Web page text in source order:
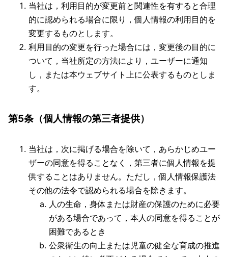
当社は，利用目的が変更前と関連性を有すると合理
的に認められる場合に限り，個人情報の利用目的を
変更するものとします。
利用目的の変更を行った場合には，変更後の目的に
ついて，当社所定の方法により，ユーザーに通知
し，または本ウェブサイト上に公表するものとしま
す。
第5条（個人情報の第三者提供）
当社は，次に掲げる場合を除いて，あらかじめユー
ザーの同意を得ることなく，第三者に個人情報を提
供することはありません。ただし，個人情報保護法
その他の法令で認められる場合を除きます。
人の生命，身体または財産の保護のために必要
がある場合であって，本人の同意を得ることが
困難であるとき
公衆衛生の向上または児童の健全な育成の推進